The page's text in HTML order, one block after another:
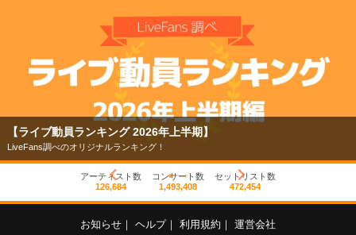
ンキング 2026年上半期】
ジナルランキング！
アーティスト数
126,684
コンサート数
1,493,408
セットリスト数
472,454
お知らせ ヘルプ 利用規約 運営会社